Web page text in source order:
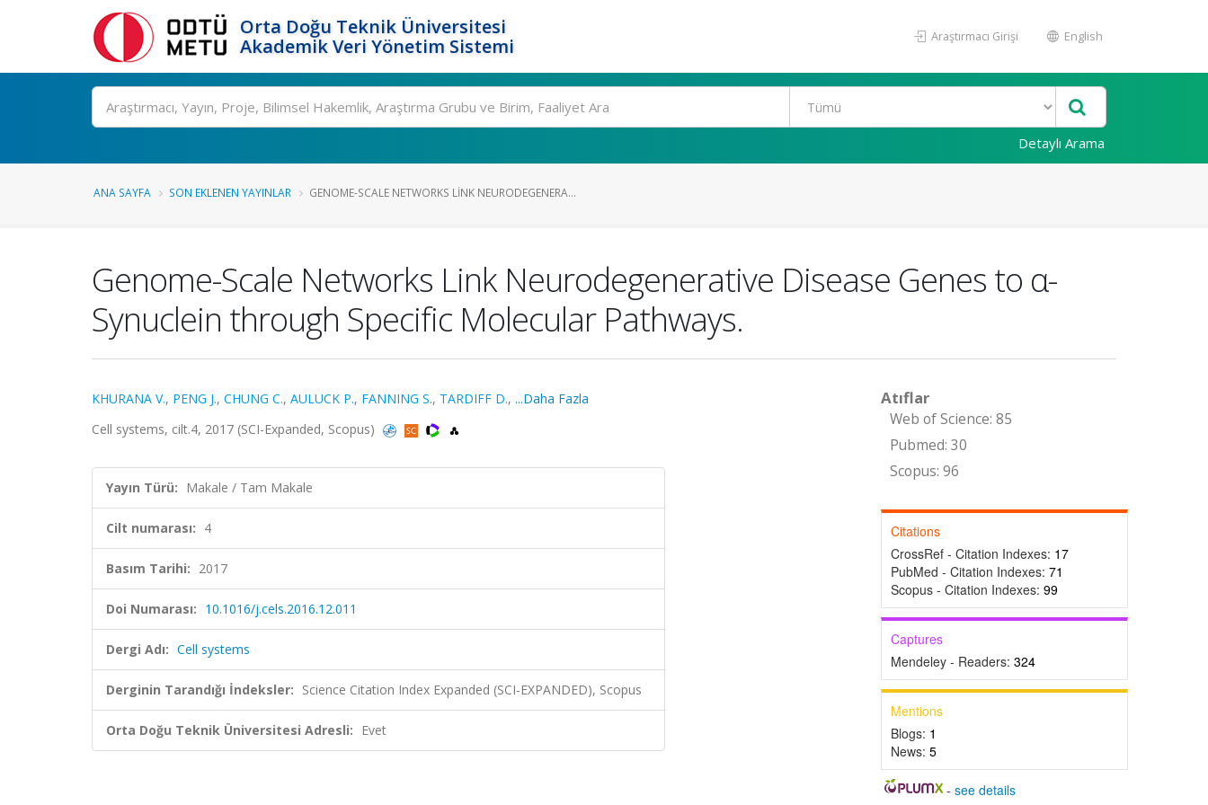
Orta Doğu Teknik Üniversitesi
Akademik Veri Yönetim Sistemi
Araştırmacı Girişi English
Ara
Detaylı Arama
ANA SAYFA SON EKLENEN YAYINLAR GENOME-SCALE NETWORKS LINK NEURODEGENERA...
Genome-Scale Networks Link Neurodegenerative Disease Genes to α-
Synuclein through Specific Molecular Pathways.
KHURANA V., PENG J., CHUNG C., AULUCK P., FANNING S., TARDIFF D., ...Daha Fazla
Cell systems, cilt.4, 2017 (SCI-Expanded, Scopus)
Yayın Türü: Makale / Tam Makale
Cilt numarası: 4
Basım Tarihi: 2017
Doi Numarası: 10.1016/j.cels.2016.12.011
Dergi Adı: Cell systems
Derginin Tarandığı İndeksler: Science Citation Index Expanded (SCI-EXPANDED), Scopus
Orta Doğu Teknik Üniversitesi Adresli: Evet
Atıflar
Web of Science: 85
Pubmed: 30
Scopus: 96
Citations
CrossRef - Citation Indexes: 17
PubMed - Citation Indexes: 71
Scopus - Citation Indexes: 99
Captures
Mendeley - Readers: 324
Mentions
Blogs: 1
News: 5
-see details